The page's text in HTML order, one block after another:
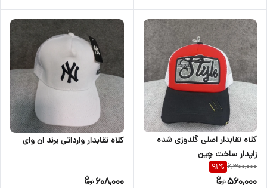
کلاه نقابدار اصلی گلدوزی شده
زاپدار ساخت چین
6,300,000
91%
560,000
کلاه نقابدار وارداتی برند ان وای
608,000